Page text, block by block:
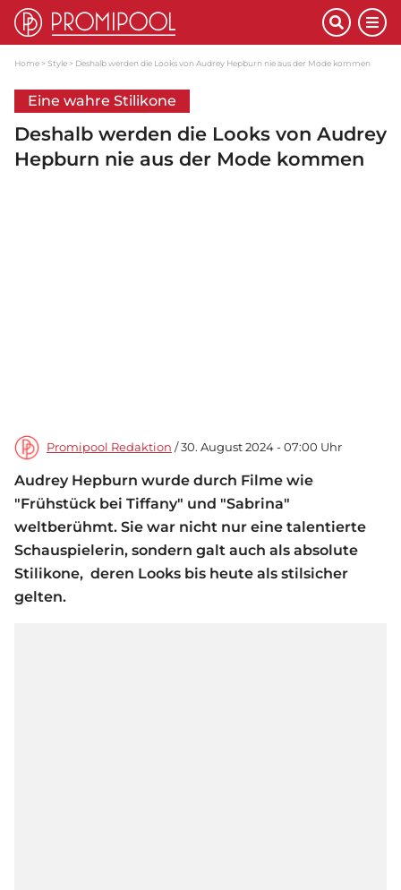
Home Style Deshalb werden die Looks von Audrey Hepburn nie aus der Mode kommen
Eine wahre Stilikone
Deshalb werden die Looks von Audrey
Hepburn nie aus der Mode kommen
Promipool Redaktion / 30. August 2024 - 07:00 Uhr
Audrey Hepburn wurde durch Filme wie
"Frühstück bei Tiffany" und "Sabrina"
weltberühmt. Sie war nicht nur eine talentierte
Schauspielerin, sondern galt auch als absolute
Stilikone, deren Looks bis heute als stilsicher
gelten.